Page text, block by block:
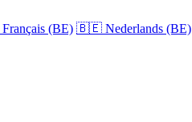
Français (BE) 🇧🇪 Nederlands (BE)